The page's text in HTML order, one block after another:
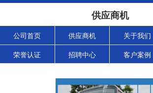
供应商机
公司首页 供应商机 关于我们
荣誉认证 招聘中心 客户案例